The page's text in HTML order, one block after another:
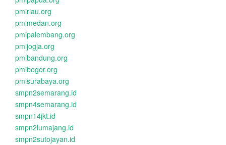
pmiriau.org
pmimedan.org
pmipalembang.org
pmijogja.org
pmibandung.org
pmibogor.org
pmisurabaya.org
smpn2semarang.id
smpn4semarang.id
smpn14jkt.id
smpn2lumajang.id
smpn2sutojayan.id